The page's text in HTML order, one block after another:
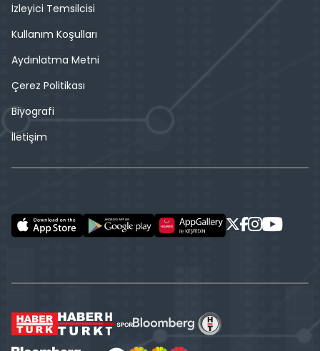
İzleyici Temsilcisi
Kullanım Koşulları
Aydınlatma Metni
Çerez Politikası
Biyografi
İletişim